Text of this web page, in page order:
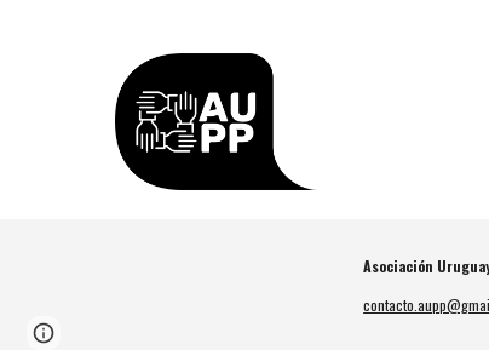
Asociación